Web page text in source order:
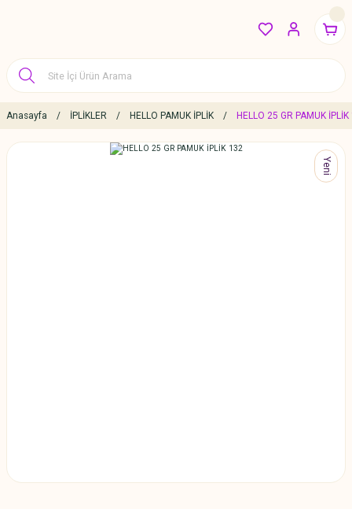
Anasayfa İPLİKLER HELLO PAMUK İPLİK HELLO 25 GR PAMUK
Yeni